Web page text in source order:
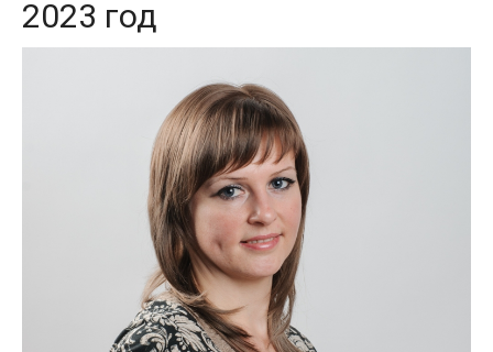
2023 год